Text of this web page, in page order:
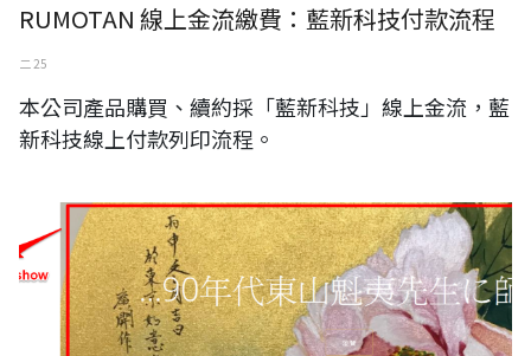
RUMOTAN 線上金流繳費：藍新科技付款流程
二 25
本公司產品購買、續約採「藍新科技」線上金流，藍
新科技線上付款列印流程。
工笔重彩画家 富城广开